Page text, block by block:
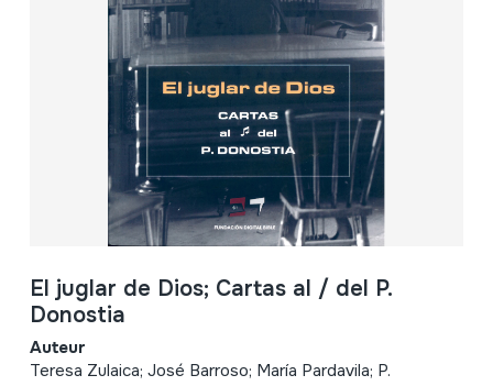
El juglar de Dios; Cartas al / del P.
Donostia
Auteur
Teresa Zulaica; José Barroso; María Pardavila; P.